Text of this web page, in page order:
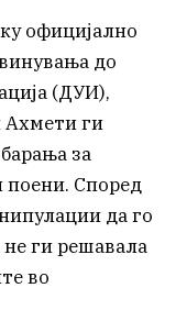
официјално
до
(ДУИ),
Ахмети ги
за
поени. Според
да го
ги решавала
во